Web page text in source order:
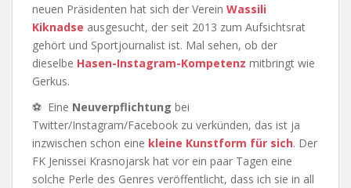
neuen Präsidenten hat sich der Verein Wassili
Kiknadse ausgesucht, der seit 2013 zum Aufsichtsrat
gehört und Sportjournalist ist. Mal sehen, ob der
dieselbe Hasen-Instagram-Kompetenz mitbringt wie
Gerkus.
⚽ Eine Neuverpflichtung bei
Twitter/Instagram/Facebook zu verkünden, das ist ja
inzwischen schon eine kleine Kunstform für sich. Der
FK Jenissei Krasnojarsk hat vor ein paar Tagen eine
solche Perle des Genres veröffentlicht, dass ich sie in all